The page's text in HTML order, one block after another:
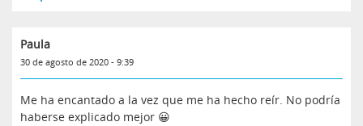
Paula
30 de agosto de 2020 - 9:39
Me ha encantado a la vez que me ha hecho reír. No podría
haberse explicado mejor 😀